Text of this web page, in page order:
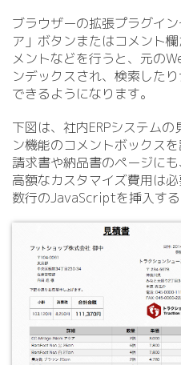
ブラウザーの拡張プラグイ
ア」ボタンまたはコメント
メントなどを行うと、元の
ンデックスされ、検索した
できるようになります。
下図は、社内ERPシステム
ン機能のコメントボックス
請求書や納品書のページに
高額なカスタマイズ費用は
数行のJavaScriptを挿入する